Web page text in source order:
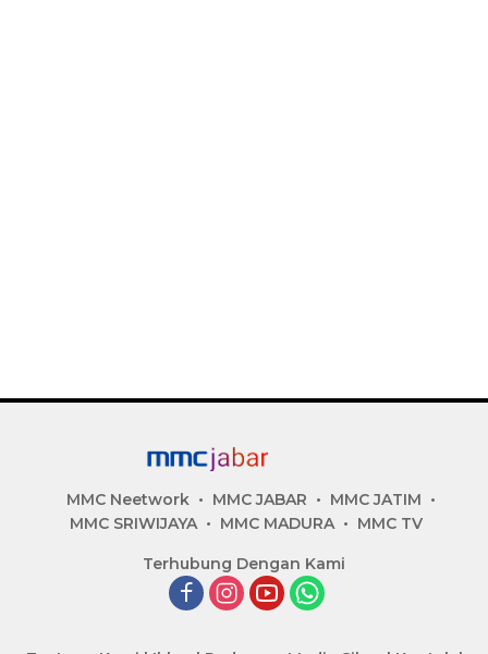
MMC Neetwork MMC JABAR
MMC JATIM
MMC SRIWIJAYA
MMC MADURA MMC TV
Terhubung Dengan Kami